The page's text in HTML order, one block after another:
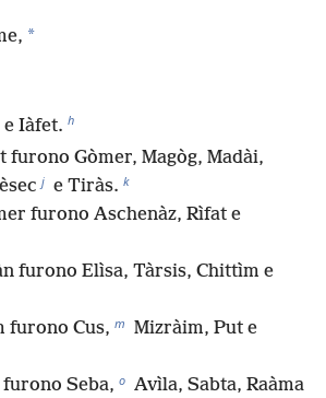
*
e Iàfet. h
furono Gòmer, Magòg, Madài,
j e Tiràs. k
furono Aschenàz, Rìfat e
furono Elìsa, Tàrsis, Chittìm e
furono Cus, m Mizràim, Put e
Seba, o Avìla, Sabta, Raàma